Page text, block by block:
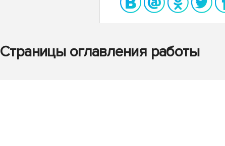
Страницы оглавления работы